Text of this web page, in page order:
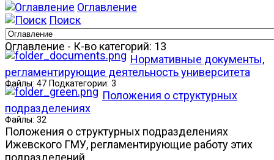
Оглавление
Поиск
Оглавление - К-во категорий: 13
Нормативные документы,
регламентирующие деятельность университета
Файлы: 47 Подкатегории: 3
Положения о структурных
подразделениях
Файлы: 32
Положения о структурных подразделениях
Ижевского ГМУ, регламентирующие работу этих
подразделений